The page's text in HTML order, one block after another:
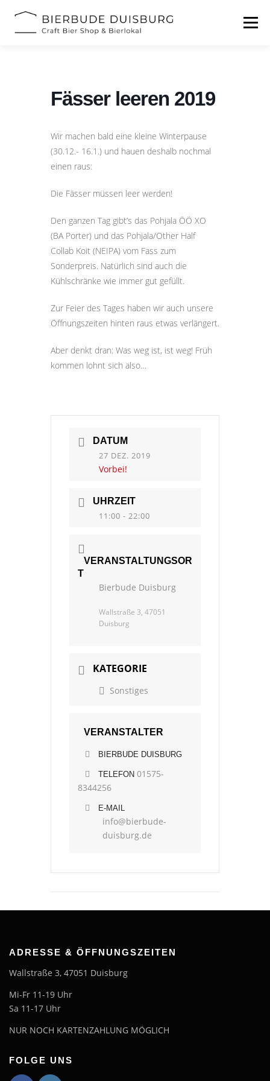
Inhalt
Menü
Fässer leeren 2019
Wir machen bald eine kleine Winterpause
(30.12.- 16.1.) und hauen deshalb nochmal
einen raus:
Die Fässer müssen leer werden!
Den ganzen Tag gibt’s das Pohjala ÖÖ XO
(BA Porter) und das Pohjala/Other Half
Collab Koit (NEIPA) vom Fass zum
Sonderpreis. Natürlich sind auch die
Kühlschränke wie immer gut gefüllt.
Zur Feier des Tages haben wir auch unsere
Öffnungszeiten hinten raus etwas verlängert.
Aber denkt dran: Was weg ist, ist weg! Früh
kommen lohnt sich also…
DATUM
27 DEZ. 2019
Vorbei!
UHRZEIT
11:00 - 22:00
VERANSTALTUNGSOR
T
Bierbude Duisburg
Wallstraße 3, 47051
Duisburg
KATEGORIE
Sonstiges
VERANSTALTER
BIERBUDE DUISBURG
TELEFON 01575-
8344256
E-MAIL
info@bierbude-
duisburg.de
ADRESSE & ÖFFNUNGSZEITEN
Wallstraße 3, 47051 Duisburg
Mi-Fr 11-19 Uhr
Sa 11-17 Uhr
NUR NOCH KARTENZAHLUNG MÖGLICH
FOLGE UNS